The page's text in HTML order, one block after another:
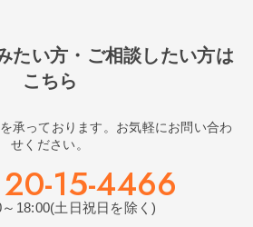
たい方・ご相談したい方は
こちら
承っております。お気軽にお問い合わ
せください。
15-4466
～18:00(土日祝日を除く)